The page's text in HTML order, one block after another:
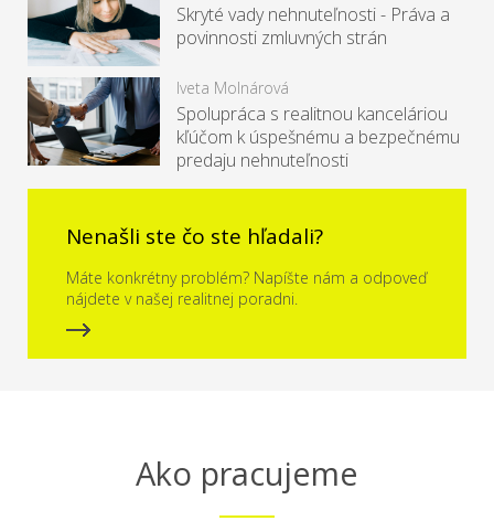
Skryté vady nehnuteľnosti - Práva a
povinnosti zmluvných strán
Iveta Molnárová
Spolupráca s realitnou kanceláriou
kľúčom k úspešnému a bezpečnému
predaju nehnuteľnosti
Nenašli ste čo ste hľadali?
Máte konkrétny problém? Napíšte nám a odpoveď
nájdete v našej realitnej poradni.
Ako pracujeme